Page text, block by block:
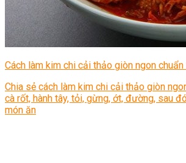
Cách làm kim chi cải thảo giòn ngon chuẩn
Chia sẻ cách làm kim chi cải thảo giòn
cà rốt, hành tây, tỏi, gừng, ớt, đường, sau
món ăn